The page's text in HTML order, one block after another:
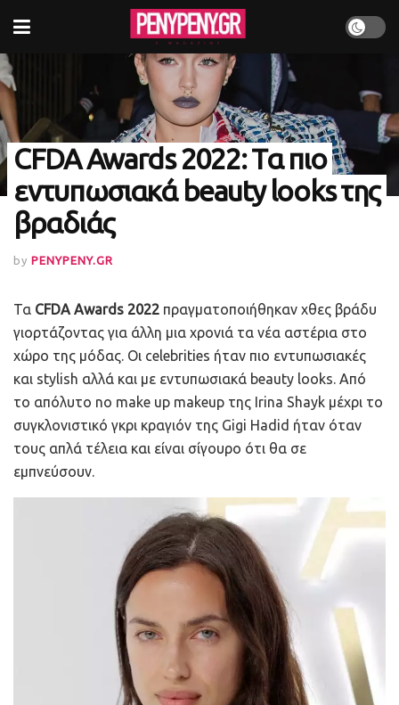
CFDA Awards 2022: Τα πιο
εντυπωσιακά beauty looks της
βραδιάς
by PENYPENY.GR
Τα CFDA Awards 2022 πραγματοποιήθηκαν χθες βράδυ
γιορτάζοντας για άλλη μια χρονιά τα νέα αστέρια στο
χώρο της μόδας. Οι celebrities ήταν πιο εντυπωσιακές
και stylish αλλά και με εντυπωσιακά beauty looks. Από
το απόλυτο no make up makeup της Irina Shayk μέχρι το
συγκλονιστικό γκρι κραγιόν της Gigi Hadid ήταν όταν
τους απλά τέλεια και είναι σίγουρο ότι θα σε
εμπνεύσουν.